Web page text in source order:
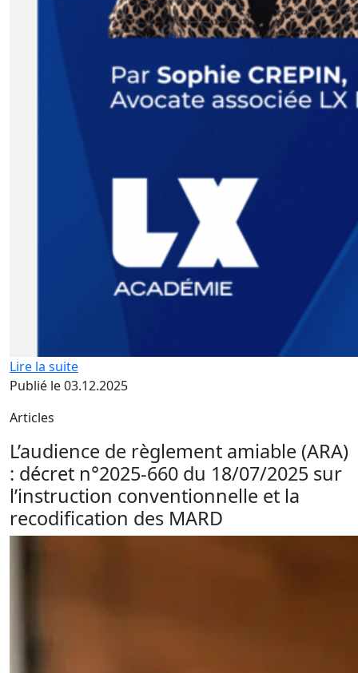
Lire la suite
Publié le 03.12.2025
Articles
L’audience de règlement amiable (ARA)
: décret n°2025-660 du 18/07/2025 sur
l’instruction conventionnelle et la
recodification des MARD